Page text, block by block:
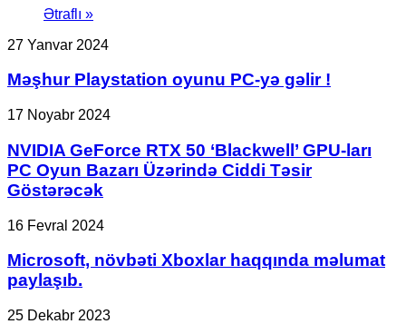
Ətraflı »
Məşhur
oyunu
yə
!
27 Yanvar 2024
Məşhur Playstation oyunu PC-yə gəlir !
NVIDIA
RTX
50
‘Blackwell’
GPU-
PC
Bazarı
Üzərində
Ciddi
Təsir
17 Noyabr 2024
NVIDIA GeForce RTX 50 ‘Blackwell’ GPU-ları
PC Oyun Bazarı Üzərində Ciddi Təsir
Göstərəcək
Microsoft,
Xboxlar
haqqında
məlumat
paylaşıb.
16 Fevral 2024
Microsoft, növbəti Xboxlar haqqında məlumat
paylaşıb.
Yeni
25 Dekabr 2023